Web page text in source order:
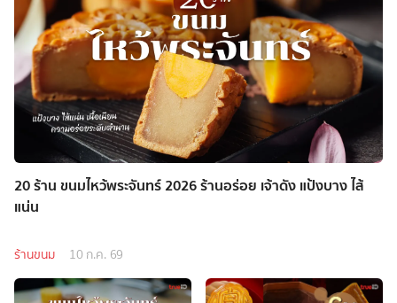
20 ร้าน ขนมไหว้พระจันทร์ 2026 ร้านอร่อย เจ้าดัง แป้งบาง ไส้
แน่น
ร้านขนม 10 ก.ค. 69